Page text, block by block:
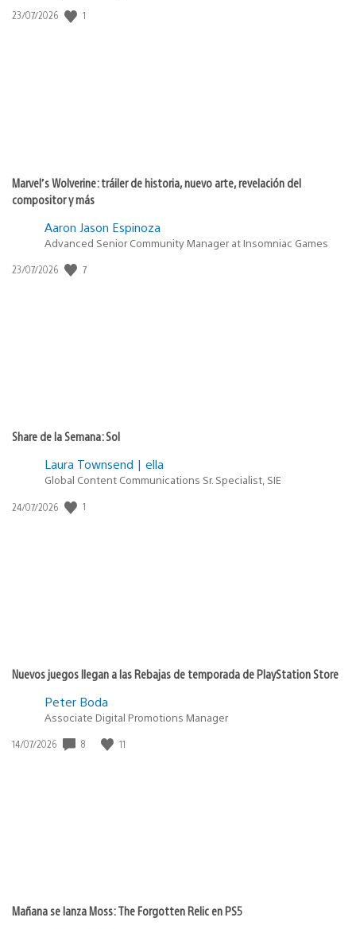
Fecha
23/07/2026 1
Marvel’s Wolverine: tráiler de historia, nuevo arte, revelación del
compositor y más
Aaron Jason Espinoza
Advanced Senior Community Manager at Insomniac Games
Fecha
23/07/2026 7
Share de la Semana: Sol
Laura Townsend | ella
Global Content Communications Sr. Specialist, SIE
Fecha
24/07/2026 1
Nuevos juegos llegan a las Rebajas de temporada de PlayStation Store
Peter Boda
Associate Digital Promotions Manager
Fecha
14/07/2026 8 11
Mañana se lanza Moss: The Forgotten Relic en PS5